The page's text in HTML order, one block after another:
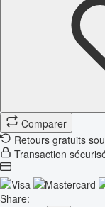
Comparer
Retours gratuits
Transaction
Share: